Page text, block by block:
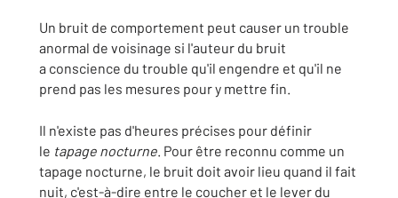
Un bruit de comportement peut causer un trouble
anormal de voisinage si l'auteur du bruit
a conscience du trouble qu'il engendre et qu'il ne
prend pas les mesures pour y mettre fin.
Il n'existe pas d'heures précises pour définir
le tapage nocturne. Pour être reconnu comme un
tapage nocturne, le bruit doit avoir lieu quand il fait
nuit, c'est-à-dire entre le coucher et le lever du